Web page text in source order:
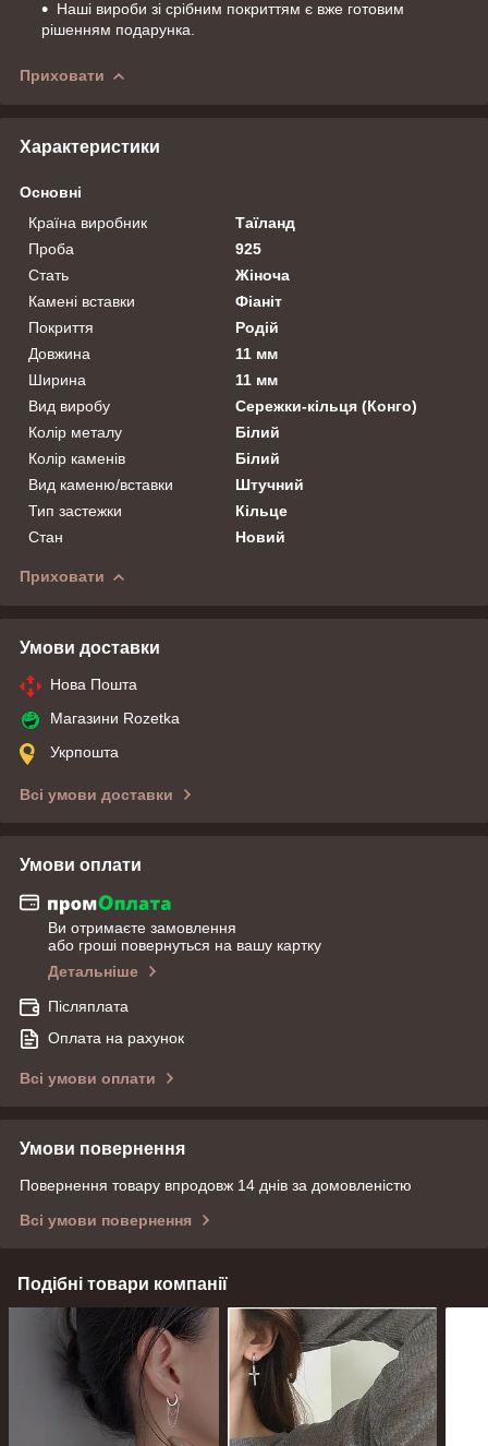
Наші вироби зі срібним покриттям є вже готовим
рішенням подарунка.
Приховати
Характеристики
Основні
Країна виробник
Таїланд
Проба
925
Стать
Жіноча
Камені вставки
Фіаніт
Покриття
Родій
Довжина
11 мм
Ширина
11 мм
Вид виробу
Сережки-кільця (Конго)
Колір металу
Білий
Колір каменів
Білий
Вид каменю/вставки
Штучний
Тип застежки
Кільце
Стан
Новий
Приховати
Умови доставки
Нова Пошта
Магазини Rozetka
Укрпошта
Всі умови доставки
Умови оплати
Ви отримаєте замовлення
або гроші повернуться на вашу картку
Детальніше
Післяплата
Оплата на рахунок
Всі умови оплати
Умови повернення
Повернення товару впродовж 14 днів за домовленістю
Всі умови повернення
Подібні товари компанії